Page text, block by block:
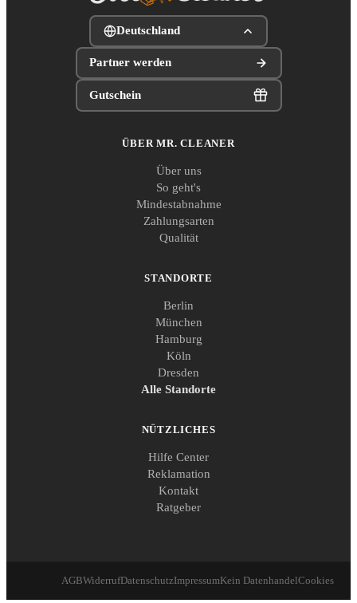
Deutschland
Partner werden
Gutschein
ÜBER MR. CLEANER
Über uns
So geht's
Mindestabnahme
Zahlungsarten
Qualität
STANDORTE
Berlin
München
Hamburg
Köln
Dresden
Alle Standorte
NÜTZLICHES
Hilfe Center
Reklamation
Kontakt
Ratgeber
AGBWiderrufDatenschutzImpressumKein DatenhandelCookies